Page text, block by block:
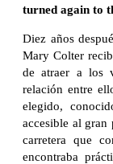
turned again to
Diez años
Mary Colter
de atraer a los
relación entre
elegido,
accesible al gran
carretera que
encontraba